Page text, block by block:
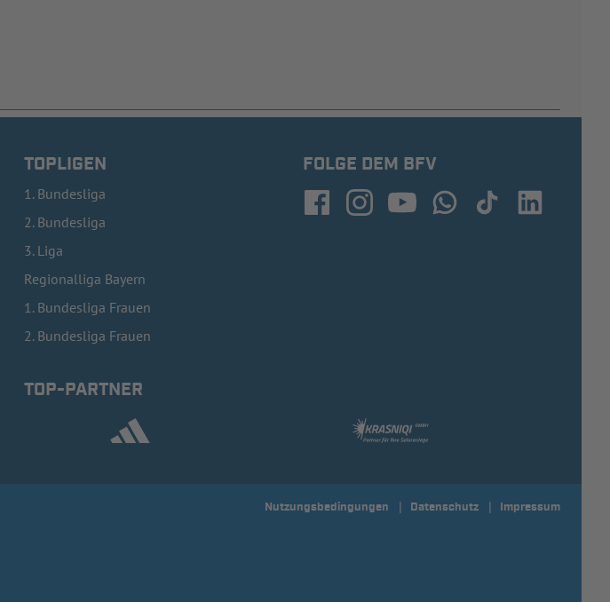
TOPLIGEN
1. Bundesliga
2. Bundesliga
3. Liga
Regionalliga Bayern
1. Bundesliga Frauen
2. Bundesliga Frauen
FOLGE DEM BFV
TOP-PARTNER
Nutzungsbedingungen Datenschutz Impressum